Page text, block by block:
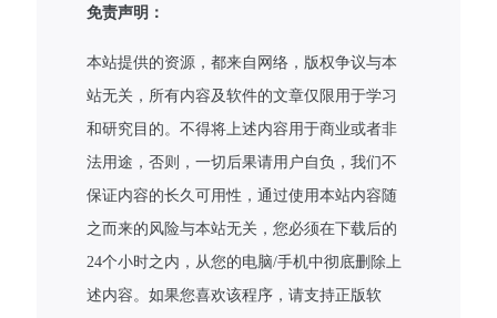
免责声明：
本站提供的资源，都来自网络，版权争议与本
站无关，所有内容及软件的文章仅限用于学习
和研究目的。不得将上述内容用于商业或者非
法用途，否则，一切后果请用户自负，我们不
保证内容的长久可用性，通过使用本站内容随
之而来的风险与本站无关，您必须在下载后的
24个小时之内，从您的电脑/手机中彻底删除上
述内容。如果您喜欢该程序，请支持正版软